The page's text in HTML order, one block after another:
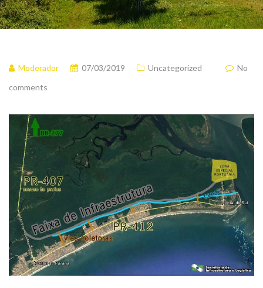
Moderador 07/03/2019 Uncategorized
No
comments